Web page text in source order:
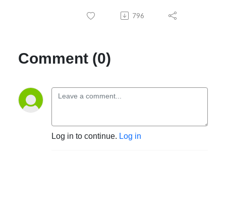
796
Comment (0)
Log in to continue. Log in